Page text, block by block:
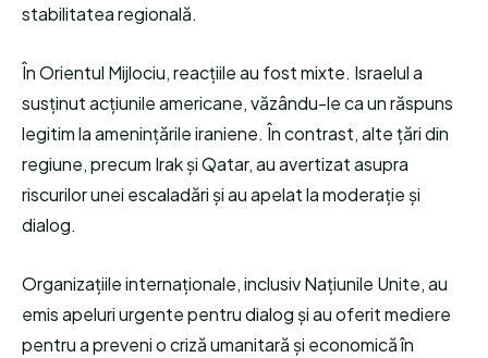
stabilitatea regională.
În Orientul Mijlociu, reacțiile au fost mixte. Israelul a
susținut acțiunile americane, văzându-le ca un răspuns
legitim la amenințările iraniene. În contrast, alte țări din
regiune, precum Irak și Qatar, au avertizat asupra
riscurilor unei escaladări și au apelat la moderație și
dialog.
Organizațiile internaționale, inclusiv Națiunile Unite, au
emis apeluri urgente pentru dialog și au oferit mediere
pentru a preveni o criză umanitară și economică în